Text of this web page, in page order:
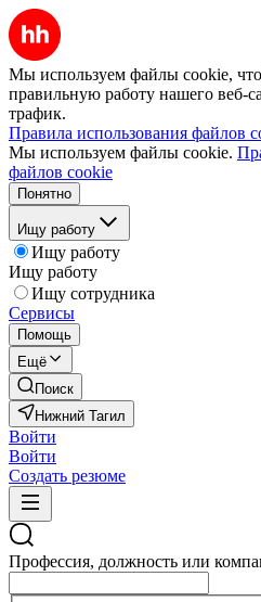
Мы используем файлы cookie,
правильную работу нашего веб-
трафик.
Правила использования файлов
Мы используем файлы cookie.
файлов cookie
Понятно
Ищу работу
Ищу работу
Ищу работу
Ищу сотрудника
Сервисы
Помощь
Ещё
Поиск
Нижний Тагил
Войти
Войти
Создать резюме
Профессия, должность или